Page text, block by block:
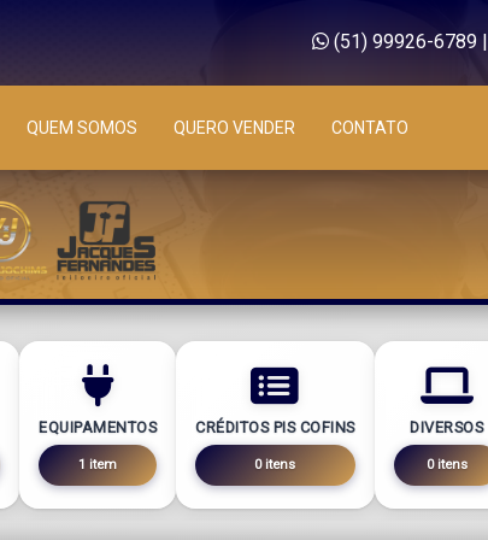
(51) 99926-6789|
QUEM SOMOS QUERO VENDER CONTATO
EQUIPAMENTOS
1 item
CRÉDITOS PIS COFINS
0 itens
DIVERSOS
0 itens